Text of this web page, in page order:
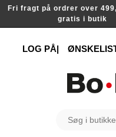
Fri fragt på ordrer over
gratis i
LOG PÅ